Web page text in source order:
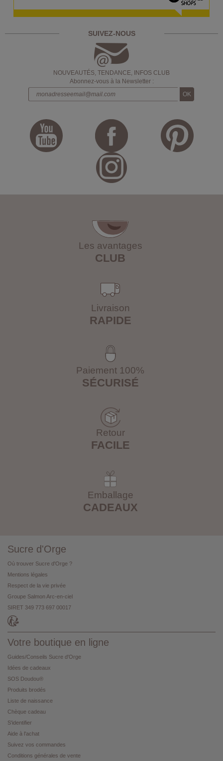
SUIVEZ-NOUS
NOUVEAUTÉS, TENDANCE, INFOS CLUB
Abonnez-vous à la Newsletter :
Les avantages
CLUB
Livraison
RAPIDE
Paiement 100%
SÉCURISÉ
Retour
FACILE
Emballage
CADEAUX
Sucre d'Orge
Où trouver Sucre d'Orge ?
Mentions légales
Respect de la vie privée
Groupe Salmon Arc-en-ciel
SIRET 349 773 697 00017
Votre boutique en ligne
Guides/Conseils Sucre d'Orge
Idées de cadeaux
SOS Doudou®
Produits brodés
Liste de naissance
Chèque cadeau
S'identifier
Aide à l'achat
Suivez vos commandes
Conditions générales de vente